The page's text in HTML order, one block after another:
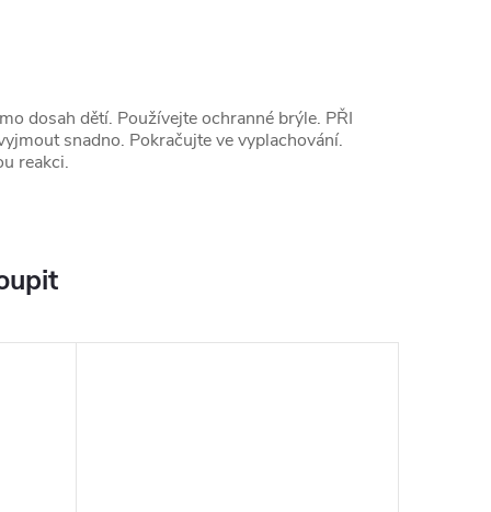
dosah dětí. Používejte ochranné brýle. PŘI
snadno. Pokračujte ve vyplachování.
reakci.